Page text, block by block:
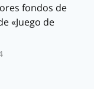
fondos de
«Juego de